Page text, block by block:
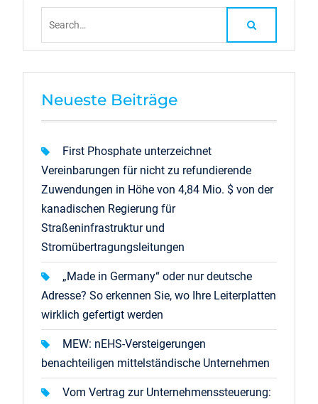
Neueste Beiträge
First Phosphate unterzeichnet
Vereinbarungen für nicht zu refundierende
Zuwendungen in Höhe von 4,84 Mio. $ von der
kanadischen Regierung für
Straßeninfrastruktur und
Stromübertragungsleitungen
„Made in Germany“ oder nur deutsche
Adresse? So erkennen Sie, wo Ihre Leiterplatten
wirklich gefertigt werden
MEW: nEHS-Versteigerungen
benachteiligen mittelständische Unternehmen
Vom Vertrag zur Unternehmenssteuerung: